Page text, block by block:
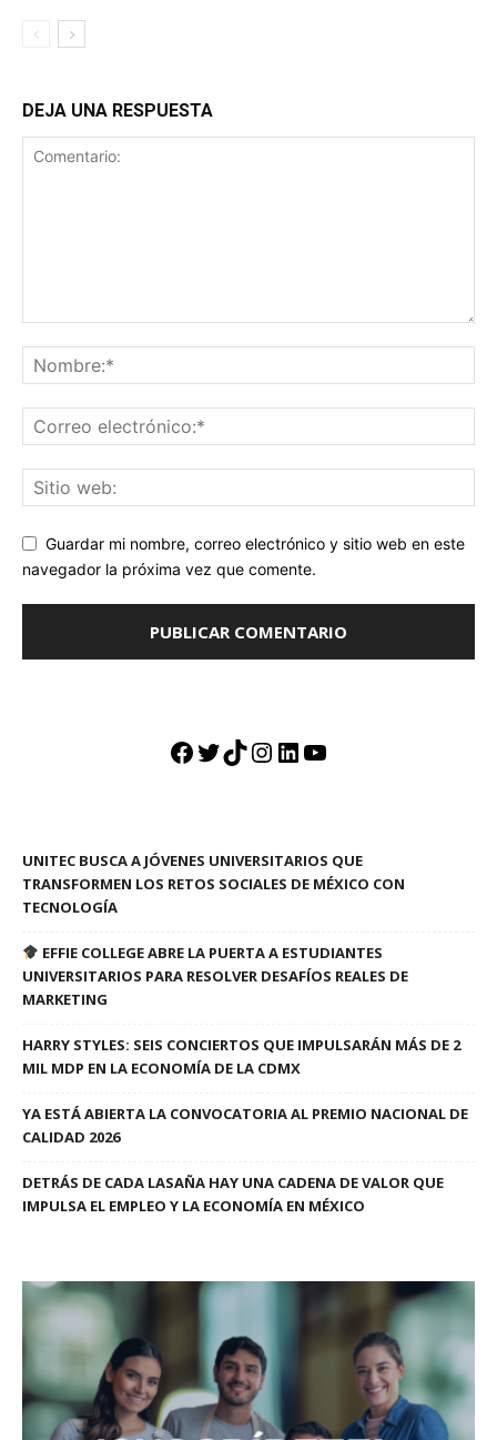
DEJA UNA RESPUESTA
Guardar mi nombre, correo electrónico y sitio web en este
navegador la próxima vez que comente.
Facebook
Twitter
TikTok
Instagram
LinkedIn
YouTube
UNITEC BUSCA A JÓVENES UNIVERSITARIOS QUE
TRANSFORMEN LOS RETOS SOCIALES DE MÉXICO CON
TECNOLOGÍA
EFFIE COLLEGE ABRE LA PUERTA A ESTUDIANTES
UNIVERSITARIOS PARA RESOLVER DESAFÍOS REALES DE
MARKETING
HARRY STYLES: SEIS CONCIERTOS QUE IMPULSARÁN MÁS DE 2
MIL MDP EN LA ECONOMÍA DE LA CDMX
YA ESTÁ ABIERTA LA CONVOCATORIA AL PREMIO NACIONAL DE
CALIDAD 2026
DETRÁS DE CADA LASAÑA HAY UNA CADENA DE VALOR QUE
IMPULSA EL EMPLEO Y LA ECONOMÍA EN MÉXICO